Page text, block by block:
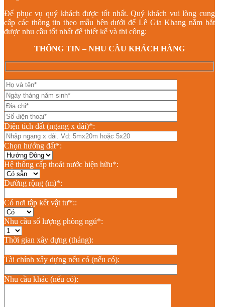
Để phục vụ quý khách được tốt nhất. Quý khách vui lòng cung
cấp các thông tin theo mẫu bên dưới để Lê Gia Khang nắm bắt
được nhu cầu tốt nhất để thiết kế và thi công:
THÔNG TIN – NHU CẦU KHÁCH HÀNG
Diện tích đất (ngang x dài)*:
Chọn hướng đất*:
Hệ thống cấp thoát nước hiện hữu*:
Đường rộng (m)*:
Có nơi tập kết vật tư*::
Nhu cầu số lượng phòng ngủ*:
Thời gian xây dựng (tháng):
Tài chính xây dựng nếu có (nếu có):
Nhu cầu khác (nếu có):